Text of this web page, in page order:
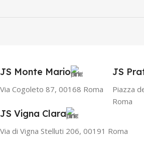
JS Monte Mario
Via Cogoleto 87, 00168 Roma
JS
Piazza
Roma
JS Vigna Clara
Via di Vigna Stelluti 206, 00191 Roma